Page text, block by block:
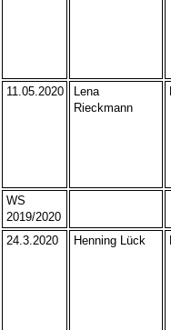
11.05.2020
Lena
Rieckmann
WS
2019/2020
24.3.2020
Henning Lück